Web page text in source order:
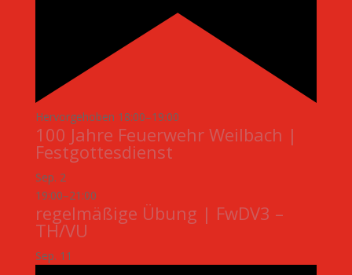
Hervorgehoben 18:00–19:00
100 Jahre Feuerwehr Weilbach |
Festgottesdienst
Sep. 2
19:00–21:00
regelmäßige Übung | FwDV3 –
TH/VU
Sep. 11